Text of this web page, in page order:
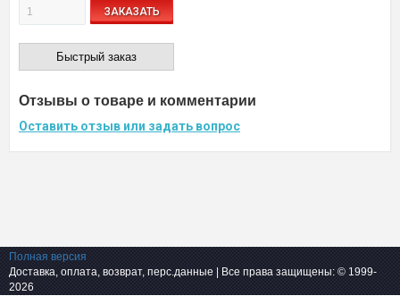
ЗАКАЗАТЬ
Быстрый заказ
Отзывы о товаре и комментарии
Оставить отзыв или задать вопрос
Полная версия
Доставка, оплата, возврат, перс.данные | Все права защищены: © 1999-
2026